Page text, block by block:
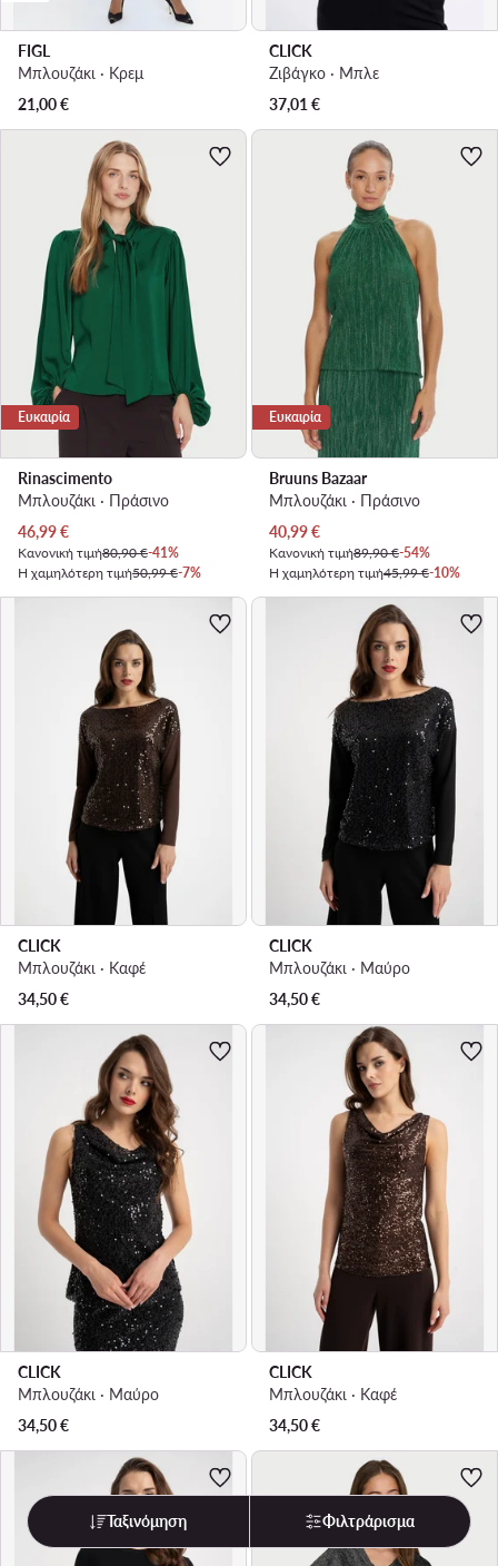
FIGL
Μπλουζάκι · Κρεμ
21,00€
CLICK
Ζιβάγκο · Μπλε
37,01 €
Ευκαιρία
Rinascimento
Μπλουζάκι · Πράσινο
Τρέχουσα τιμή
46,99€
Κανονική τιμή80,90 €-41%
Η χαμηλότερη τιμή50,99 €-7%
Ευκαιρία
Bruuns Bazaar
Μπλουζάκι · Πράσινο
Τρέχουσα τιμή
40,99€
Κανονική τιμή89,90 €-54%
Η χαμηλότερη τιμή45,99 €-10%
CLICK
Μπλουζάκι · Καφέ
34,50€
CLICK
Μπλουζάκι · Μαύρο
34,50€
CLICK
Μπλουζάκι · Μαύρο
34,50€
CLICK
Μπλουζάκι · Καφέ
34,50€
Ταξινόμηση Φιλτράρισμα